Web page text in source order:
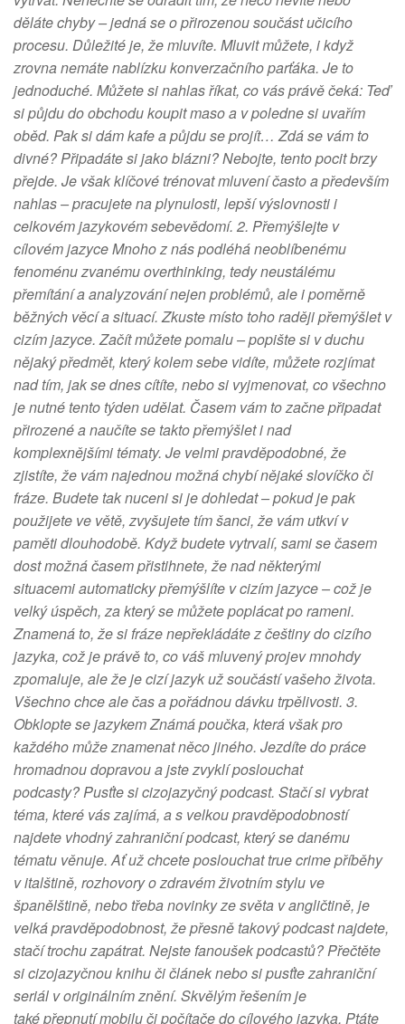
děláte chyby – jedná se o přirozenou součást učicího
procesu. Důležité je, že mluvíte. Mluvit můžete, i když
zrovna nemáte nablízku konverzačního parťáka. Je to
jednoduché. Můžete si nahlas říkat, co vás právě čeká: Teď
si půjdu do obchodu koupit maso a v poledne si uvařím
oběd. Pak si dám kafe a půjdu se projít… Zdá se vám to
divné? Připadáte si jako blázni? Nebojte, tento pocit brzy
přejde. Je však klíčové trénovat mluvení často a především
nahlas – pracujete na plynulosti, lepší výslovnosti i
celkovém jazykovém sebevědomí. 2. Přemýšlejte v
cílovém jazyce Mnoho z nás podléhá neoblíbenému
fenoménu zvanému overthinking, tedy neustálému
přemítání a analyzování nejen problémů, ale i poměrně
běžných věcí a situací. Zkuste místo toho raději přemýšlet v
cizím jazyce. Začít můžete pomalu – popište si v duchu
nějaký předmět, který kolem sebe vidíte, můžete rozjímat
nad tím, jak se dnes cítíte, nebo si vyjmenovat, co všechno
je nutné tento týden udělat. Časem vám to začne připadat
přirozené a naučíte se takto přemýšlet i nad
komplexnějšími tématy. Je velmi pravděpodobné, že
zjistíte, že vám najednou možná chybí nějaké slovíčko či
fráze. Budete tak nuceni si je dohledat – pokud je pak
použijete ve větě, zvyšujete tím šanci, že vám utkví v
paměti dlouhodobě. Když budete vytrvalí, sami se časem
dost možná časem přistihnete, že nad některými
situacemi automaticky přemýšlíte v cizím jazyce – což je
velký úspěch, za který se můžete poplácat po rameni.
Znamená to, že si fráze nepřekládáte z češtiny do cizího
jazyka, což je právě to, co váš mluvený projev mnohdy
zpomaluje, ale že je cizí jazyk už součástí vašeho života.
Všechno chce ale čas a pořádnou dávku trpělivosti. 3.
Obklopte se jazykem Známá poučka, která však pro
každého může znamenat něco jiného. Jezdíte do práce
hromadnou dopravou a jste zvyklí poslouchat
podcasty? Pusťte si cizojazyčný podcast. Stačí si vybrat
téma, které vás zajímá, a s velkou pravděpodobností
najdete vhodný zahraniční podcast, který se danému
tématu věnuje. Ať už chcete poslouchat true crime příběhy
v italštině, rozhovory o zdravém životním stylu ve
španělštině, nebo třeba novinky ze světa v angličtině, je
velká pravděpodobnost, že přesně takový podcast najdete,
stačí trochu zapátrat. Nejste fanoušek podcastů? Přečtěte
si cizojazyčnou knihu či článek nebo si pusťte zahraniční
seriál v originálním znění. Skvělým řešením je
také přepnutí mobilu či počítače do cílového jazyka. Ptáte